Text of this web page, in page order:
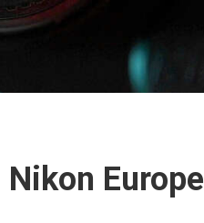
Nikon Europe